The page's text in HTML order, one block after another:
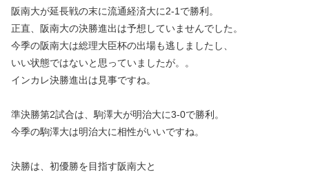
阪南大が延長戦の末に流通経済大に2-1で勝利。
正直、阪南大の決勝進出は予想していませんでした。
今季の阪南大は総理大臣杯の出場も逃しましたし、
いい状態ではないと思っていましたが。。
インカレ決勝進出は見事ですね。
準決勝第2試合は、駒澤大が明治大に3-0で勝利。
今季の駒澤大は明治大に相性がいいですね。
決勝は、初優勝を目指す阪南大と